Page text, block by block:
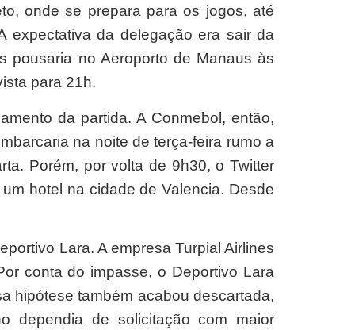
onde se prepara para os jogos, até
expectativa da delegação era sair da
pousaria no Aeroporto de Manaus às
para 21h.
da partida. A Conmebol, então,
na noite de terça-feira rumo a
Porém, por volta de 9h30, o Twitter
hotel na cidade de Valencia. Desde
Lara. A empresa Turpial Airlines
conta do impasse, o Deportivo Lara
hipótese também acabou descartada,
dependia de solicitação com maior